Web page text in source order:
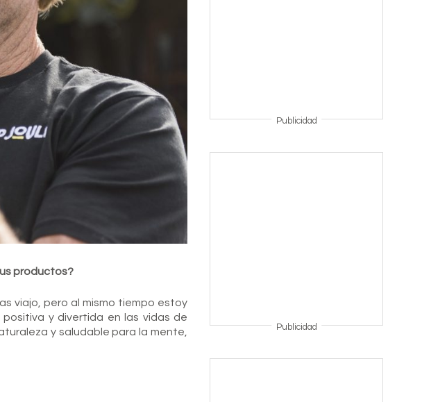
productos?
viajo, pero al mismo tiempo estoy
y divertida en las vidas de
y saludable para la mente,
Publicidad
Publicidad